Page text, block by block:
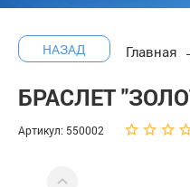
НАЗАД Главная
БРАСЛЕТ
Артикул: 550002